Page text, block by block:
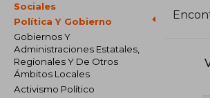
Sociales
Política Y Gobierno
Gobiernos Y
Administraciones Estatales,
Regionales Y De Otros
Ámbitos Locales
Activismo Político